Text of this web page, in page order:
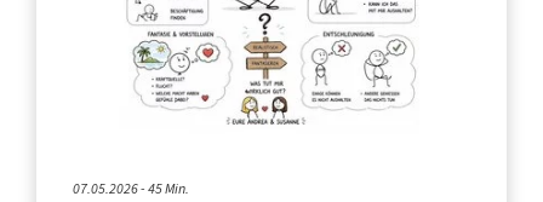
07.05.2026 - 45 Min.